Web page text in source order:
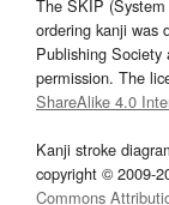
The SKIP
ordering kanji was
Publishing Society
permission. The
ShareAlike 4.0
Kanji stroke
copyright © 2009-
Commons